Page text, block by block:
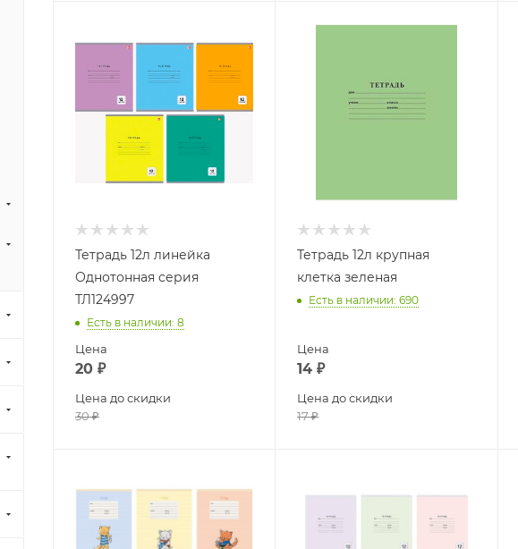
Тетрадь 12л линейка
Однотонная серия
ТЛ124997
Есть в наличии: 8
Цена
20 ₽
Цена до скидки
30₽
Тетрадь 12л крупная
клетка зеленая
Есть в наличии: 690
Цена
14 ₽
Цена до скидки
17₽